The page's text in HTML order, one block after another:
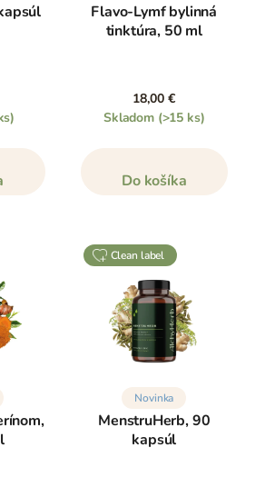
Flavo-Lymf bylinná
tinktúra, 50 ml
18,00 €
Skladom (>15 ks)
Do košíka
clean label
Novinka
MenstruHerb, 90
kapsúl